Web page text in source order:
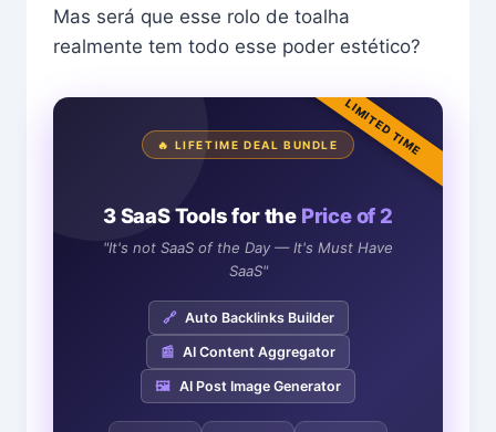
Mas será que esse rolo de toalha
realmente tem todo esse poder estético?
LIMITED TIME
🔥 LIFETIME DEAL BUNDLE
3 SaaS Tools for the Price of 2
"It's not SaaS of the Day — It's Must Have
SaaS"
🔗 Auto Backlinks Builder
📰 AI Content Aggregator
🖼️ AI Post Image Generator